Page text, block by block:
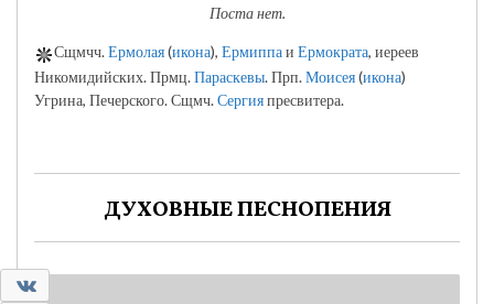
Поста нет.
Сщмчч.Ермолая(икона), Ермиппаи Ермократа, иереев
Никомидийских. Прмц.Параскевы. Прп.Моисея(икона)
Угрина, Печерского. Сщмч.Сергияпресвитера.
ДУХОВНЫЕ ПЕСНОПЕНИЯ